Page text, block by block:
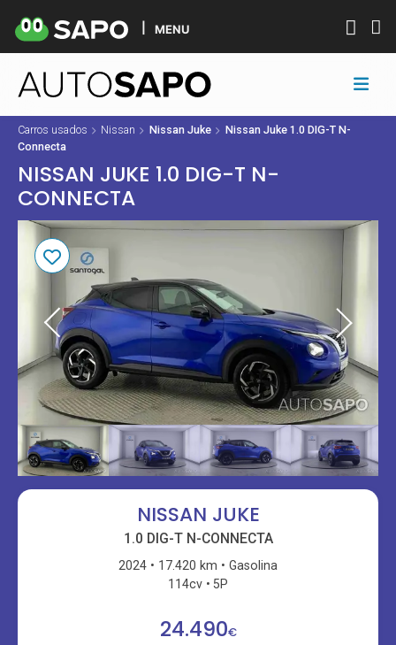
MENU
Carros usados Nissan Nissan Juke
Nissan Juke 1.0 DIG-T N-
Connecta
NISSAN JUKE 1.0 DIG-T N-
CONNECTA
NISSAN JUKE
1.0 DIG-T N-CONNECTA
2024 17.420 km
Gasolina
114cv
5P
24.490€